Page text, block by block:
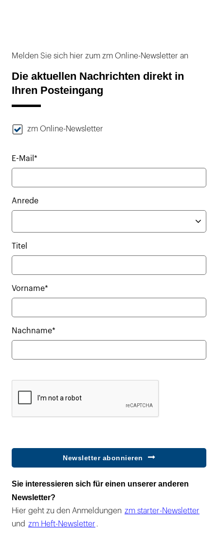
Melden Sie sich hier zum zm Online-Newsletter an
Die aktuellen Nachrichten direkt in
Ihren Posteingang
zm Online-Newsletter
E-Mail*
Anrede
Titel
Vorname*
Nachname*
Newsletter abonnieren
Sie interessieren sich für einen unserer anderen
Newsletter?
Hier geht zu den Anmeldungen zm starter-Newsletter
und zm Heft-Newsletter .